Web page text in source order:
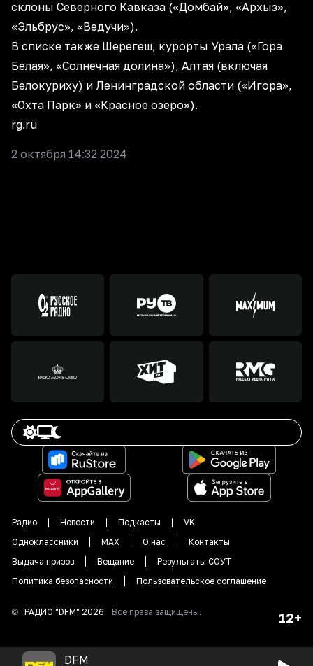
склоны Северного Кавказа («Домбай», «Архыз»,
«Эльбрус», «Ведучи»).
В списке также Шерегеш, курорты Урала («Гора
Белая», «Солнечная долина»), Алтая (включая
Белокуриху) и Ленинградской области («Игора»,
«Охта Парк» и «Красное озеро»).
rg.ru
2 октября 14:32 2024
Радио Новости Подкасты
VK
Одноклассники
MAX О нас
Контакты
Выдача призов
Вещание
Результаты СОУТ
Политика безопасности
Пользовательское соглашение
© РАДИО "DFM" 2026. Все права защищены. 12+
DFM